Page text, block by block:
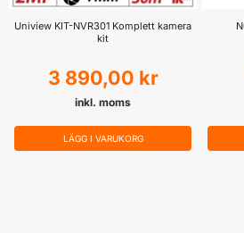
Uniview KIT-NVR301 Komplett kamera
kit
3 890,00 kr
inkl. moms
LÄGG I VARUKORG